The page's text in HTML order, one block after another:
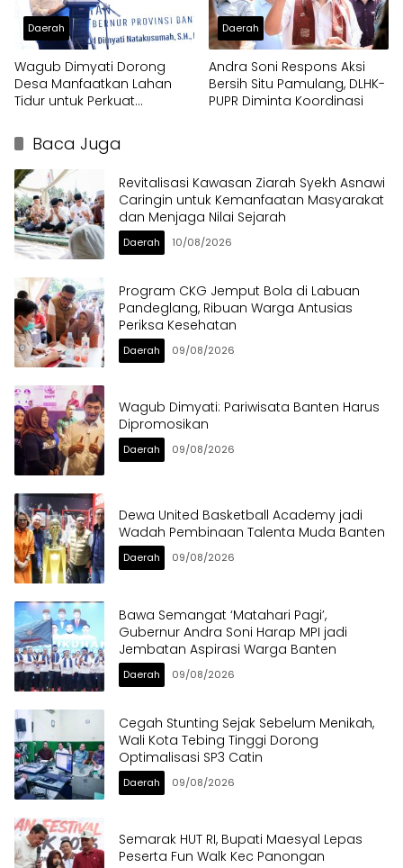
Daerah
Wagub Dimyati Dorong
Desa Manfaatkan Lahan
Tidur untuk Perkuat
Daerah
Andra Soni Respons Aksi
Bersih Situ Pamulang, DLHK-
PUPR Diminta Koordinasi
Baca Juga
Revitalisasi Kawasan Ziarah Syekh Asnawi
Caringin untuk Kemanfaatan Masyarakat
dan Menjaga Nilai Sejarah
Daerah 10/08/2026
Program CKG Jemput Bola di Labuan
Pandeglang, Ribuan Warga Antusias
Periksa Kesehatan
Daerah 09/08/2026
Wagub Dimyati: Pariwisata Banten Harus
Dipromosikan
Daerah 09/08/2026
Dewa United Basketball Academy jadi
Wadah Pembinaan Talenta Muda Banten
Daerah 09/08/2026
Bawa Semangat ‘Matahari Pagi’,
Gubernur Andra Soni Harap MPI jadi
Jembatan Aspirasi Warga Banten
Daerah 09/08/2026
Cegah Stunting Sejak Sebelum Menikah,
Wali Kota Tebing Tinggi Dorong
Optimalisasi SP3 Catin
Daerah 09/08/2026
Semarak HUT RI, Bupati Maesyal Lepas
Peserta Fun Walk Kec Panongan